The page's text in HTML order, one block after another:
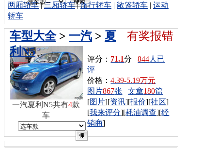
两厢轿车|三厢轿车|旅行轿车 | 敞篷轿车 | 运动
轿车
有奖报错
车型大全> 一汽 > 夏
利N5
评分： 71.1分844人已
评
价格：4.39-5.19万元
图片867张 文章180篇
[图片][资讯][报价][社区]
[我来评分][耗油调查][经
销商]
一汽夏利N5共有4款
车